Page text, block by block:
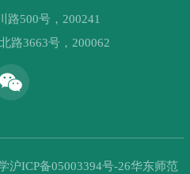
路500号，200241
路3663号，200062
沪ICP备05003394号-26华东师范